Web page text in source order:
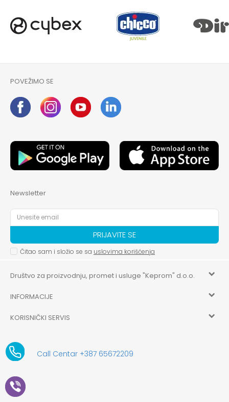
POVEŽIMO SE
Newsletter
PRIJAVITE SE
Čitao sam i složio se sa uslovima korišćenja
Društvo za proizvodnju, promet i usluge "Keprom" d.o.o.
HILANDARSKA 32, ISTOČNO NOVO SARAJEVO, ISTOČNO
aksaonlinebih@aksabih.ba
5514802214205743
61-01-0052-11
11079253
INFORMACIJE
Zaposlenje
Saradnja
KORISNIČKI SERVIS
Uslovi korišćenja i prodaje
Kako kupiti
Call Centar +387 65672209